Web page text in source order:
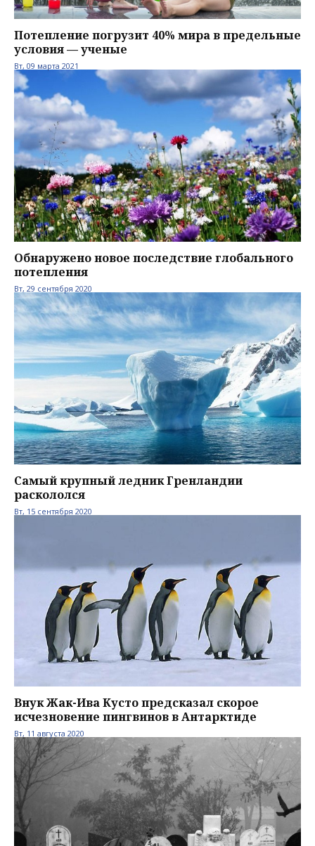
Потепление погрузит 40% мира в предельные
условия — ученые
Вт, 09 марта 2021
Обнаружено новое последствие глобального
потепления
Вт, 29 сентября 2020
Самый крупный ледник Гренландии
раскололся
Вт, 15 сентября 2020
Внук Жак-Ива Кусто предсказал скорое
исчезновение пингвинов в Антарктиде
Вт, 11 августа 2020